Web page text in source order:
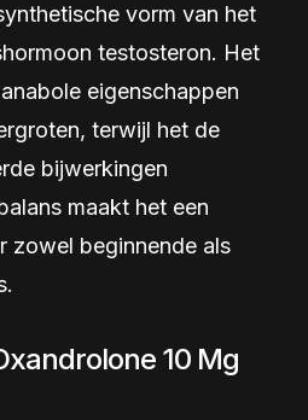
vorm van het
testosteron. Het
eigenschappen
terwijl het de
bijwerkingen
maakt het een
zowel beginnende als
10 Mg